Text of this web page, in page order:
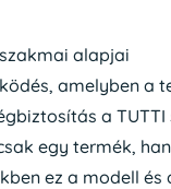
alapjai
amelyben
a
egy termék,
ez a modell